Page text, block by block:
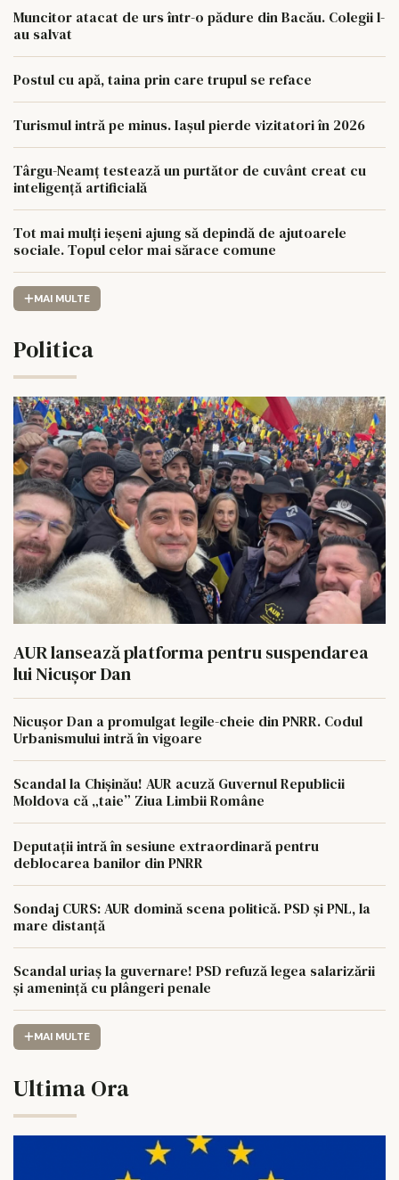
Muncitor atacat de urs într-o pădure din Bacău. Colegii l-
au salvat
Postul cu apă, taina prin care trupul se reface
Turismul intră pe minus. Iașul pierde vizitatori în 2026
Târgu-Neamț testează un purtător de cuvânt creat cu
inteligență artificială
Tot mai mulți ieșeni ajung să depindă de ajutoarele
sociale. Topul celor mai sărace comune
MAI MULTE
Politica
AUR lansează platforma pentru suspendarea
lui Nicușor Dan
Nicușor Dan a promulgat legile-cheie din PNRR. Codul
Urbanismului intră în vigoare
Scandal la Chișinău! AUR acuză Guvernul Republicii
Moldova că „taie” Ziua Limbii Române
Deputații intră în sesiune extraordinară pentru
deblocarea banilor din PNRR
Sondaj CURS: AUR domină scena politică. PSD și PNL, la
mare distanță
Scandal uriaș la guvernare! PSD refuză legea salarizării
și amenință cu plângeri penale
MAI MULTE
Ultima Ora